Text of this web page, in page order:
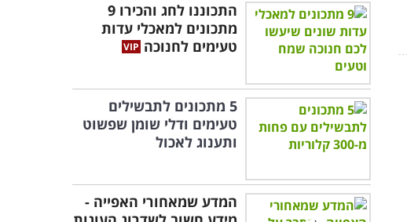
התכוננו לחג והכירו 9
מתכונים למאכלי עדות
טעימים לחנוכה
5 מתכונים לתבשילים
טעימים ודלי שומן שפשוט
ותענוג לאכול
המדע שמאחורי האפייה -